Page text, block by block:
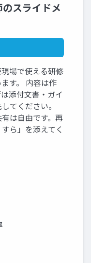
スライドメ
場で使える研修
す。 内容は作
添付文書・ガイ
てください。
は自由です。再
ら」を添えてく